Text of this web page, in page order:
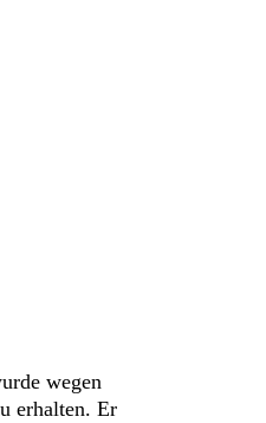
wegen
erhalten. Er